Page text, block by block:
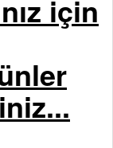
için